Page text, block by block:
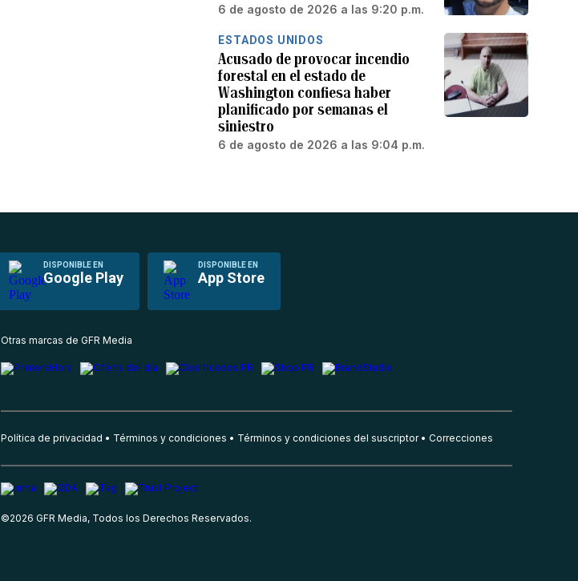
6 de agosto de 2026 a las 9:20 p.m.
ESTADOS UNIDOS
Acusado de provocar incendio
forestal en el estado de
Washington confiesa haber
planificado por semanas el
siniestro
6 de agosto de 2026 a las 9:04 p.m.
DISPONIBLE EN
Google Play
DISPONIBLE EN
App Store
Otras marcas de GFR Media
Política de privacidad Términos y condiciones Términos y condiciones del suscriptor Correcciones
©2026 GFR Media, Todos los Derechos Reservados.